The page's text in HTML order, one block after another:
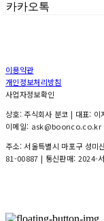
카카오톡
이용약관
개인정보처리방침
사업자정보확인
상호: 주식회사 분코 | 대표:
이메일: ask@boonco.co.kr
주소: 서울특별시 마포구 성
81-00887 | 통신판매: 2024-